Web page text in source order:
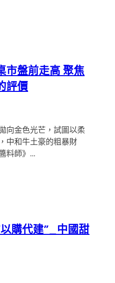
市盤前走高 聚焦
評價
向金色光芒，試圖以柔
中和牛土豪的粗暴財
料師》…
購代建”_中國甜